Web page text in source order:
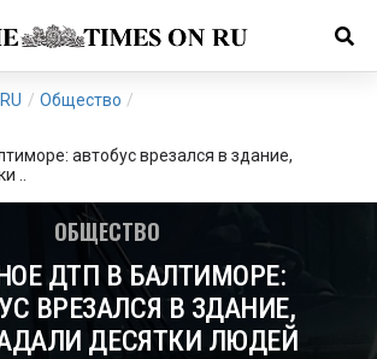
/ Общество /
автобус врезался в здание,
..
ОБЩЕСТВО
ДТП В БАЛТИМОРЕ:
ВРЕЗАЛСЯ В ЗДАНИЕ,
ДЕСЯТКИ ЛЮДЕЙ